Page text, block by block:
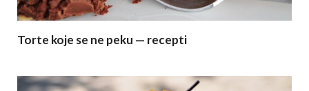
Torte koje se ne peku — recepti